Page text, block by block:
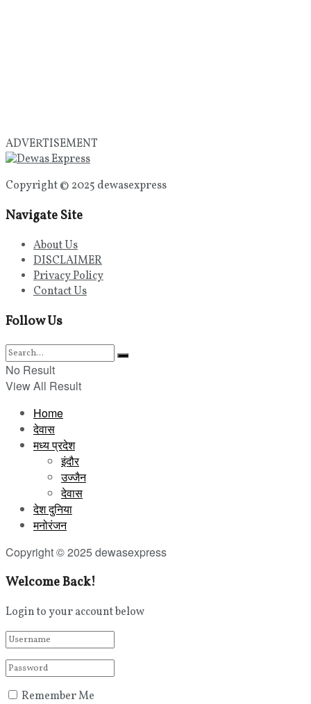
ADVERTISEMENT
Copyright © 2025 dewasexpress
Navigate Site
About Us
DISCLAIMER
Privacy Policy
Contact Us
Follow Us
No Result
View All Result
Home
देवास
मध्य प्रदेश
इंदौर
उज्जैन
देवास
देश दुनिया
मनोरंजन
Copyright © 2025 dewasexpress
Welcome Back!
Login to your account below
Remember Me